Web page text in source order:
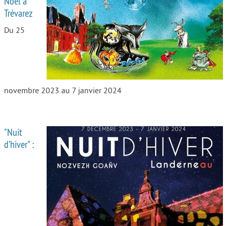
Autour de l’école
Protéger les enfants
Face au handicap
Face au deuil
Aide aux parents
Place aux grands-parents
Trévarez
Du 25
novembre 2023 au 7 janvier 2024
"Nuit
d’hiver" :